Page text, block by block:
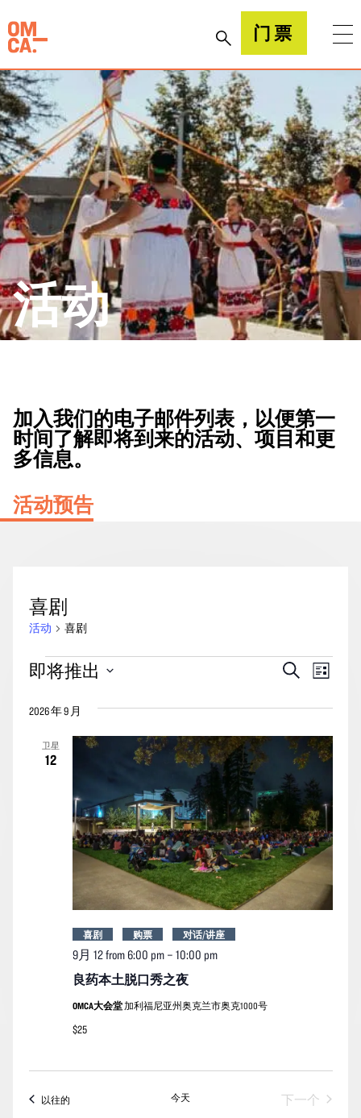
到
内
容
加州奥克兰博物馆(OMCA) 门票
活动
加入我们的电子邮件列表，以便第一
时间了解即将到来的活动、项目和更
多信息。
活动预告
喜剧
活动 喜剧
活
活
搜
索
和
视
图
导
航
搜
事
视
图
导
列
即将推出
择
期。
2026 年 9 月
卫星
12
良药本土脱口秀之夜
9月 12 from 6:00 pm– 10:00 pm
喜剧 购票 对话/讲座
OMCA大会堂加利福尼亚州奥克兰市奥克1000号
$25
以往的活动 今天 下一个 活动